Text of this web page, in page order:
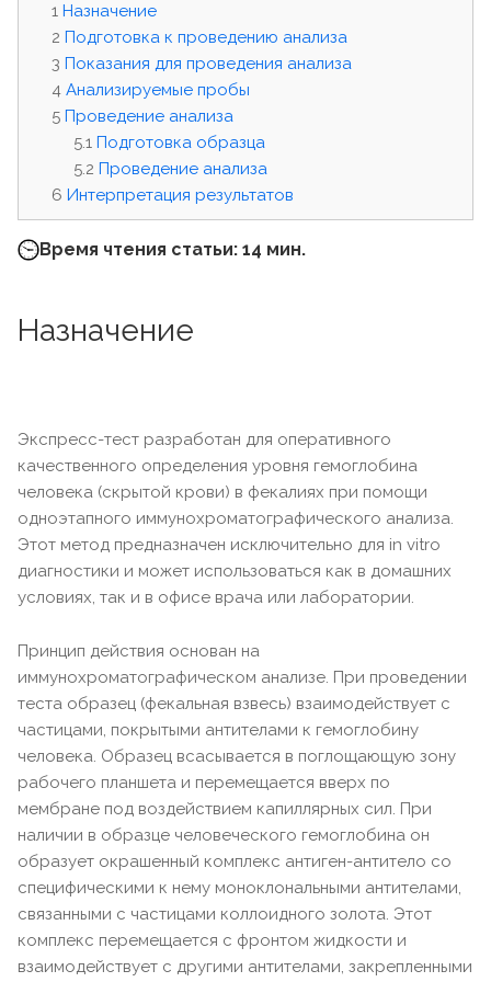
Назначение
Подготовка к проведению анализа
Показания для проведения анализа
Анализируемые пробы
Проведение анализа
Подготовка образца
Проведение анализа
Интерпретация результатов
Время чтения статьи: 14 мин.
Назначение
Экспресс-тест разработан для оперативного
качественного определения уровня гемоглобина
человека (скрытой крови) в фекалиях при помощи
одноэтапного иммунохроматографического анализа.
Этот метод предназначен исключительно для in vitro
диагностики и может использоваться как в домашних
условиях, так и в офисе врача или лаборатории.
Принцип действия основан на
иммунохроматографическом анализе. При проведении
теста образец (фекальная взвесь) взаимодействует с
частицами, покрытыми антителами к гемоглобину
человека. Образец всасывается в поглощающую зону
рабочего планшета и перемещается вверх по
мембране под воздействием капиллярных сил. При
наличии в образце человеческого гемоглобина он
образует окрашенный комплекс антиген-антитело со
специфическими к нему моноклональными антителами,
связанными с частицами коллоидного золота. Этот
комплекс перемещается с фронтом жидкости и
взаимодействует с другими антителами, закрепленными